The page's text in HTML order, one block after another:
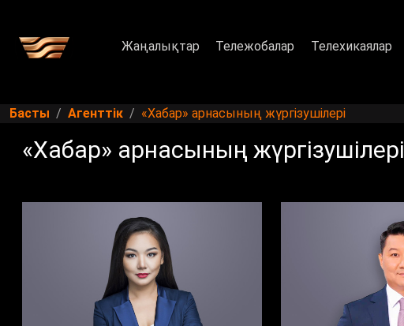
Жаңалықтар Тележобалар Телехикаялар
Басты Агенттік «Хабар» арнасының жүргізушілері
«Хабар» арнасының жүргізушілері